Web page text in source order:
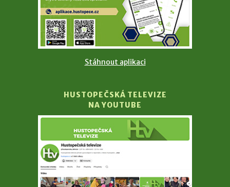
Stáhnout aplikaci
HUSTOPEČSKÁ TELEVIZE
NA YOUTUBE